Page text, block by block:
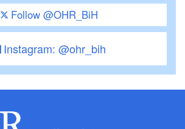
Follow @OHR_BiH
Instagram: @ohr_bih